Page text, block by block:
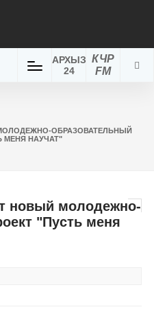
КЧР
FM
АРХЫЗ
24
ОБРАЗОВАТЕЛЬНЫЙ
МЕНЯ НАУЧАТ"
новый молодежно-
"Пусть меня